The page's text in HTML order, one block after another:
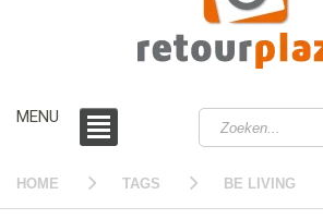
MENU
HOME TAGS BE LIVING